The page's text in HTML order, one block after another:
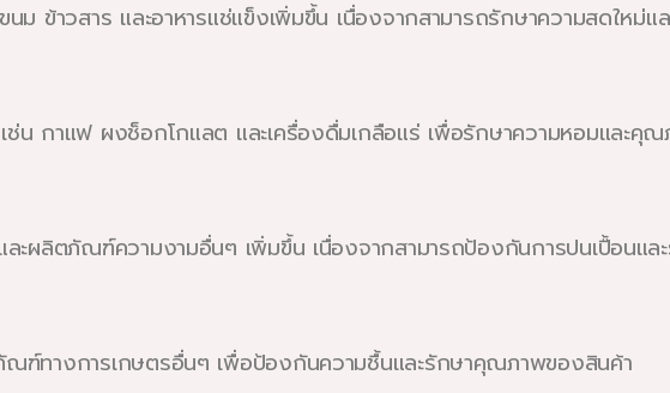
ข้าวสาร และอาหารแช่แข็งเพิ่มขึ้น เนื่องจากสามารถรักษาความสดใหม่แ
น กาแฟ ผงช็อกโกแลต และเครื่องดื่มเกลือแร่ เพื่อรักษาความหอมและคุ
ะผลิตภัณฑ์ความงามอื่นๆ เพิ่มขึ้น เนื่องจากสามารถป้องกันการปนเปื้อนแล
ฑ์ทางการเกษตรอื่นๆ เพื่อป้องกันความชื้นและรักษาคุณภาพของสินค้า